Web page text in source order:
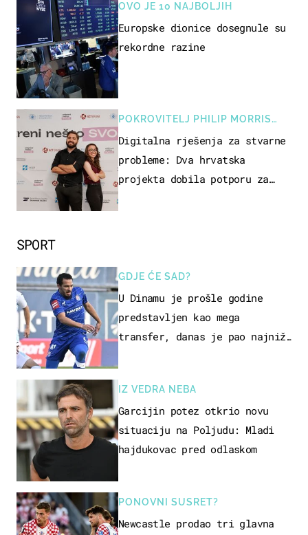
SPORT
GDJE ĆE SAD?
U Dinamu je prošle godine
predstavljen kao mega
transfer, danas je pao najniže
IZ VEDRA NEBA
Garcijin potez otkrio novu
situaciju na Poljudu: Mladi
hajdukovac pred odlaskom
PONOVNI SUSRET?
Newcastle prodao tri glavna
OVO JE 10 NAJBOLJIH
Europske dionice dosegnule su
rekordne razine
POKROVITELJ PHILIP MORRIS
ZAGREB
Digitalna rješenja za stvarne
probleme: Dva hrvatska
projekta dobila potporu za